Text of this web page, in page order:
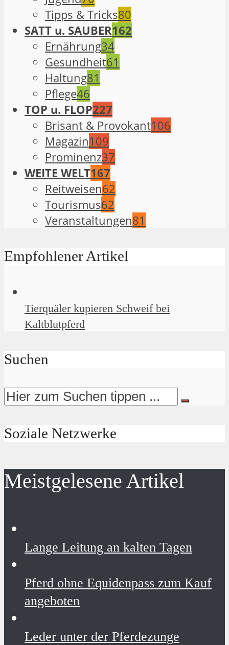
Tipps & Tricks80
SATT u. SAUBER162
Ernährung34
Gesundheit61
Haltung81
Pflege46
TOP u. FLOP227
Brisant & Provokant106
Magazin109
Prominenz37
WEITE WELT167
Reitweisen62
Tourismus62
Veranstaltungen81
Empfohlener Artikel
Tierquäler kupieren Schweif bei
Kaltblutpferd
Suchen
Soziale Netzwerke
Meistgelesene Artikel
Lange Leitung an kalten Tagen
Pferd ohne Equidenpass zum Kauf
angeboten
Leder unter der Pferdezunge